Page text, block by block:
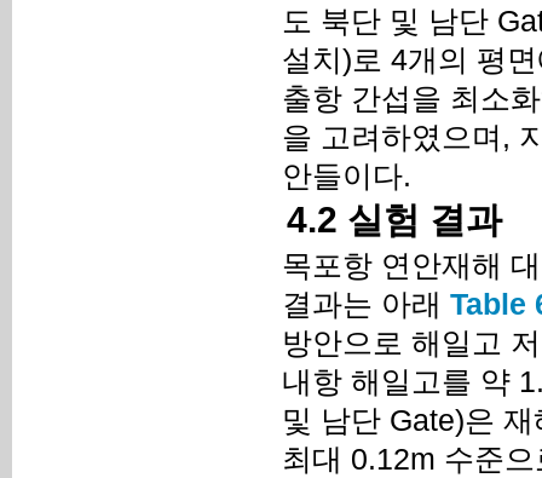
도 북단 및 남단
설치)로 4개의 평
출항 간섭을 최소
을 고려하였으며,
안들이다.
4.2 실험 결과
목포항 연안재해
결과는 아래 Table
방안으로 해일고
내항 해일고를 약
및 남단 Gate)은
최대 0.12m 수준